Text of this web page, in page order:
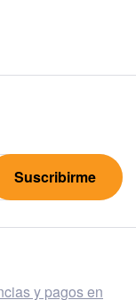
Suscribirme
y pagos en